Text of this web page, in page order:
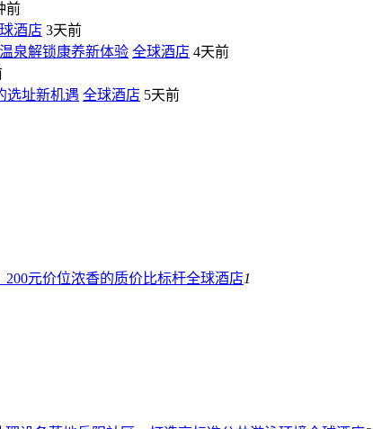
前
酒店 3天前
泉解锁康养新体验 全球酒店 4天前
选址新机遇 全球酒店 5天前
200元价位浓香的质价比标杆全球酒店1